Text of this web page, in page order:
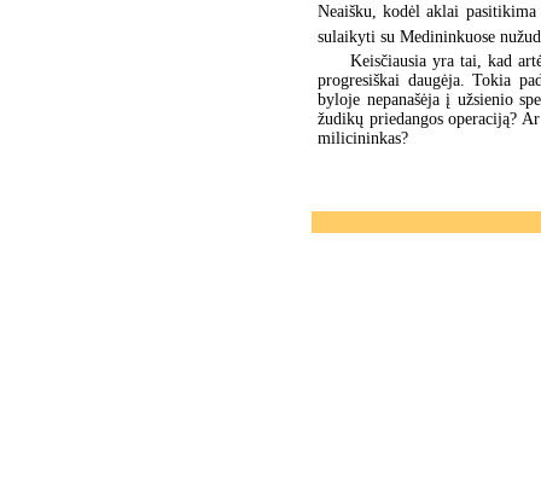
Neaišku, kodėl aklai pasitikima
sulaikyti su Medininkuose
Keisčiausia yra tai, kad
progresiškai daugėja. Tokia
byloje nepanašėja į užsienio
žudikų priedangos operaciją?
milicininkas?